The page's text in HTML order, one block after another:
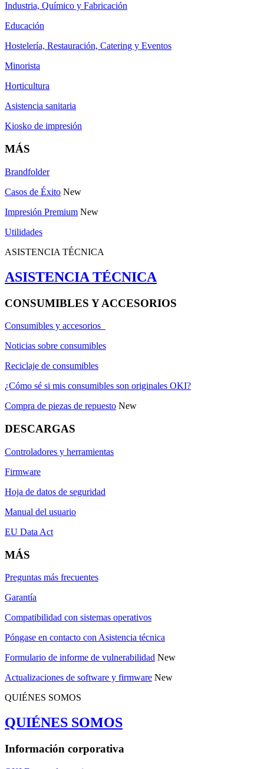
Industria, Químico y Fabricación
Educación
Hostelería, Restauración, Catering y Eventos
Minorista
Horticultura
Asistencia sanitaria
Kiosko de impresión
MÁS
Brandfolder
Casos de Éxito New
Impresión Premium New
Utilidades
ASISTENCIA TÉCNICA
ASISTENCIA TÉCNICA
CONSUMIBLES Y ACCESORIOS
Consumibles y accesorios
Noticias sobre consumibles
Reciclaje de consumibles
¿Cómo sé si mis consumibles son originales OKI?
Compra de piezas de repuesto New
DESCARGAS
Controladores y herramientas
Firmware
Hoja de datos de seguridad
Manual del usuario
EU Data Act
MÁS
Preguntas más frecuentes
Garantía
Compatibilidad con sistemas operativos
Póngase en contacto con Asistencia técnica
Formulario de informe de vulnerabilidad New
Actualizaciones de software y firmware New
QUIÉNES SOMOS
QUIÉNES SOMOS
Información corporativa